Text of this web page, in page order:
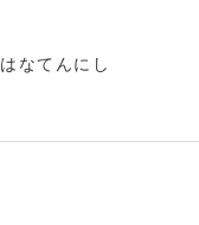
はなてんにし